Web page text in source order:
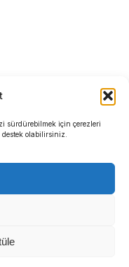
sürdürebilmek için çerezleri
olabilirsiniz.